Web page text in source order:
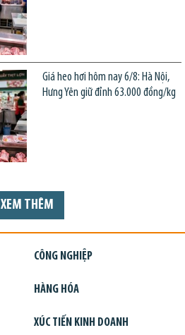
Giá heo hơi hôm nay 6/8: Hà Nội,
Hưng Yên giữ đỉnh 63.000 đồng/kg
XEM THÊM
CÔNG NGHIỆP
HÀNG HÓA
XÚC TIẾN KINH DOANH